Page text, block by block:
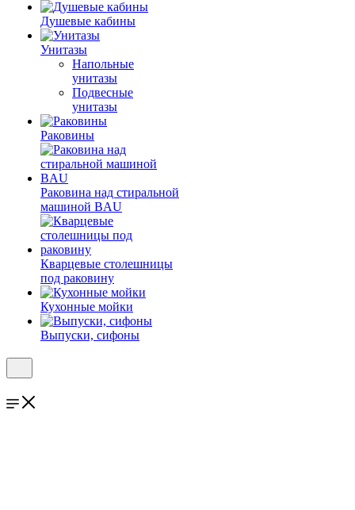
Душевые кабины
Унитазы
Напольные
унитазы
Подвесные
унитазы
Раковины
Раковина над стиральной
машиной BAU
Кварцевые столешницы
под раковину
Кухонные мойки
Выпуски, сифоны